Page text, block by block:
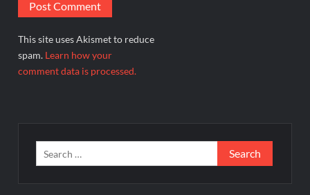
This site uses Akismet to reduce
spam. Learn how your
comment data is processed.
Search
for: